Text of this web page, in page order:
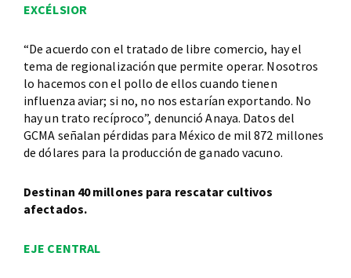
EXCÉLSIOR
“De acuerdo con el tratado de libre comercio, hay el
tema de regionalización que permite operar. Nosotros
lo hacemos con el pollo de ellos cuando tienen
influenza aviar; si no, no nos estarían exportando. No
hay un trato recíproco”, denunció Anaya. Datos del
GCMA señalan pérdidas para México de mil 872 millones
de dólares para la producción de ganado vacuno.
Destinan 40 millones para rescatar cultivos
afectados.
EJE CENTRAL